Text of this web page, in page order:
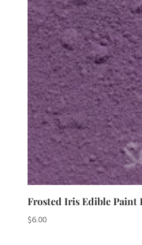
Frosted Iris Edible Paint
$6.00